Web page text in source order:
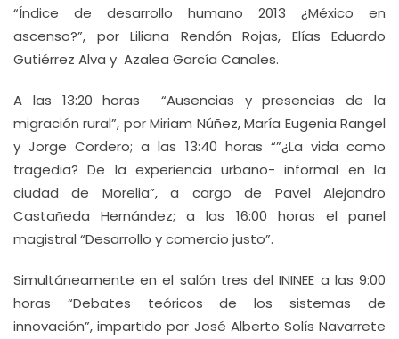
“Índice de desarrollo humano 2013 ¿México en
ascenso?”, por Liliana Rendón Rojas, Elías Eduardo
Gutiérrez Alva y Azalea García Canales.
A las 13:20 horas “Ausencias y presencias de la
migración rural”, por Miriam Núñez, María Eugenia Rangel
y Jorge Cordero; a las 13:40 horas “”¿La vida como
tragedia? De la experiencia urbano- informal en la
ciudad de Morelia”, a cargo de Pavel Alejandro
Castañeda Hernández; a las 16:00 horas el panel
magistral “Desarrollo y comercio justo”.
Simultáneamente en el salón tres del ININEE a las 9:00
horas “Debates teóricos de los sistemas de
innovación”, impartido por José Alberto Solís Navarrete